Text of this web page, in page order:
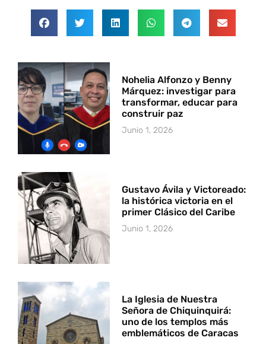
Nohelia Alfonzo y Benny
Márquez: investigar para
transformar, educar para
construir paz
Junio 1, 2026
Gustavo Ávila y Victoreado:
la histórica victoria en el
primer Clásico del Caribe
Junio 1, 2026
La Iglesia de Nuestra
Señora de Chiquinquirá:
uno de los templos más
emblemáticos de Caracas